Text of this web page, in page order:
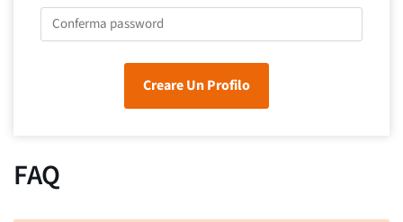
Creare Un Profilo
FAQ